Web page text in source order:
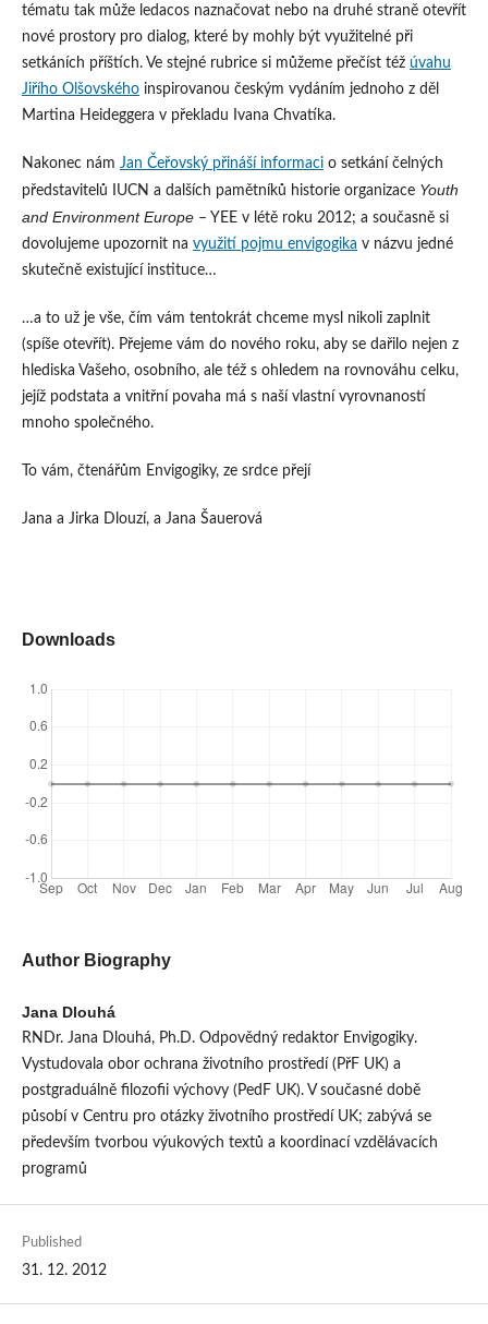
tématu tak může ledacos naznačovat nebo na druhé straně otevřít
nové prostory pro dialog, které by mohly být využitelné při
setkáních příštích. Ve stejné rubrice si můžeme přečíst též úvahu
Jiřího Olšovskéhoinspirovanou českým vydáním jednoho z děl
Martina Heideggera v překladu Ivana Chvatíka.
Nakonec nám Jan Čeřovský přináší informacio setkání čelných
představitelů IUCN a dalších pamětníků historie organizace Youth
and Environment Europe– YEE v létě roku 2012; a současně si
dovolujeme upozornit na využití pojmu envigogika v názvu jedné
skutečně existující instituce…
…a to už je vše, čím vám tentokrát chceme mysl nikoli zaplnit
(spíše otevřít). Přejeme vám do nového roku, aby se dařilo nejen z
hlediska Vašeho, osobního, ale též s ohledem na rovnováhu celku,
jejíž podstata a vnitřní povaha má s naší vlastní vyrovnaností
mnoho společného.
To vám, čtenářům Envigogiky, ze srdce přejí
Jana a Jirka Dlouzí, a Jana Šauerová
Downloads
Author Biography
Jana Dlouhá
RNDr. Jana Dlouhá, Ph.D. Odpovědný redaktor Envigogiky.
Vystudovala obor ochrana životního prostředí (PřF UK) a
postgraduálně filozofii výchovy (PedF UK). V současné době
působí v Centru pro otázky životního prostředí UK; zabývá se
především tvorbou výukových textů a koordinací vzdělávacích
programů
Published
31. 12. 2012